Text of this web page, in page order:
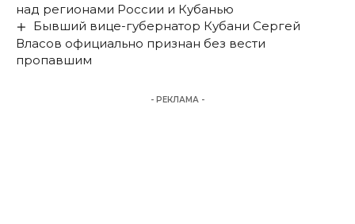
над регионами России и Кубанью
Бывший вице-губернатор Кубани Сергей
Власов официально признан без вести
пропавшим
- РЕКЛАМА -